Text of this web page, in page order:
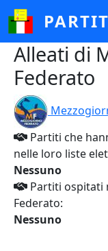
Salta al contenuto
Alleati di
Federato
Partiti che
nelle loro liste
Nessuno
Partiti ospitati
Federato:
Nessuno